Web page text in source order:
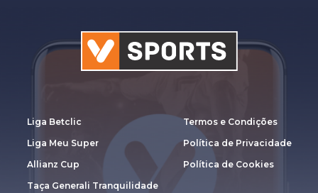
Liga Betclic
Liga Meu Super
Allianz Cup
Taça Generali Tranquilidade
Termos e Condições
Política de Privacidade
Política de Cookies